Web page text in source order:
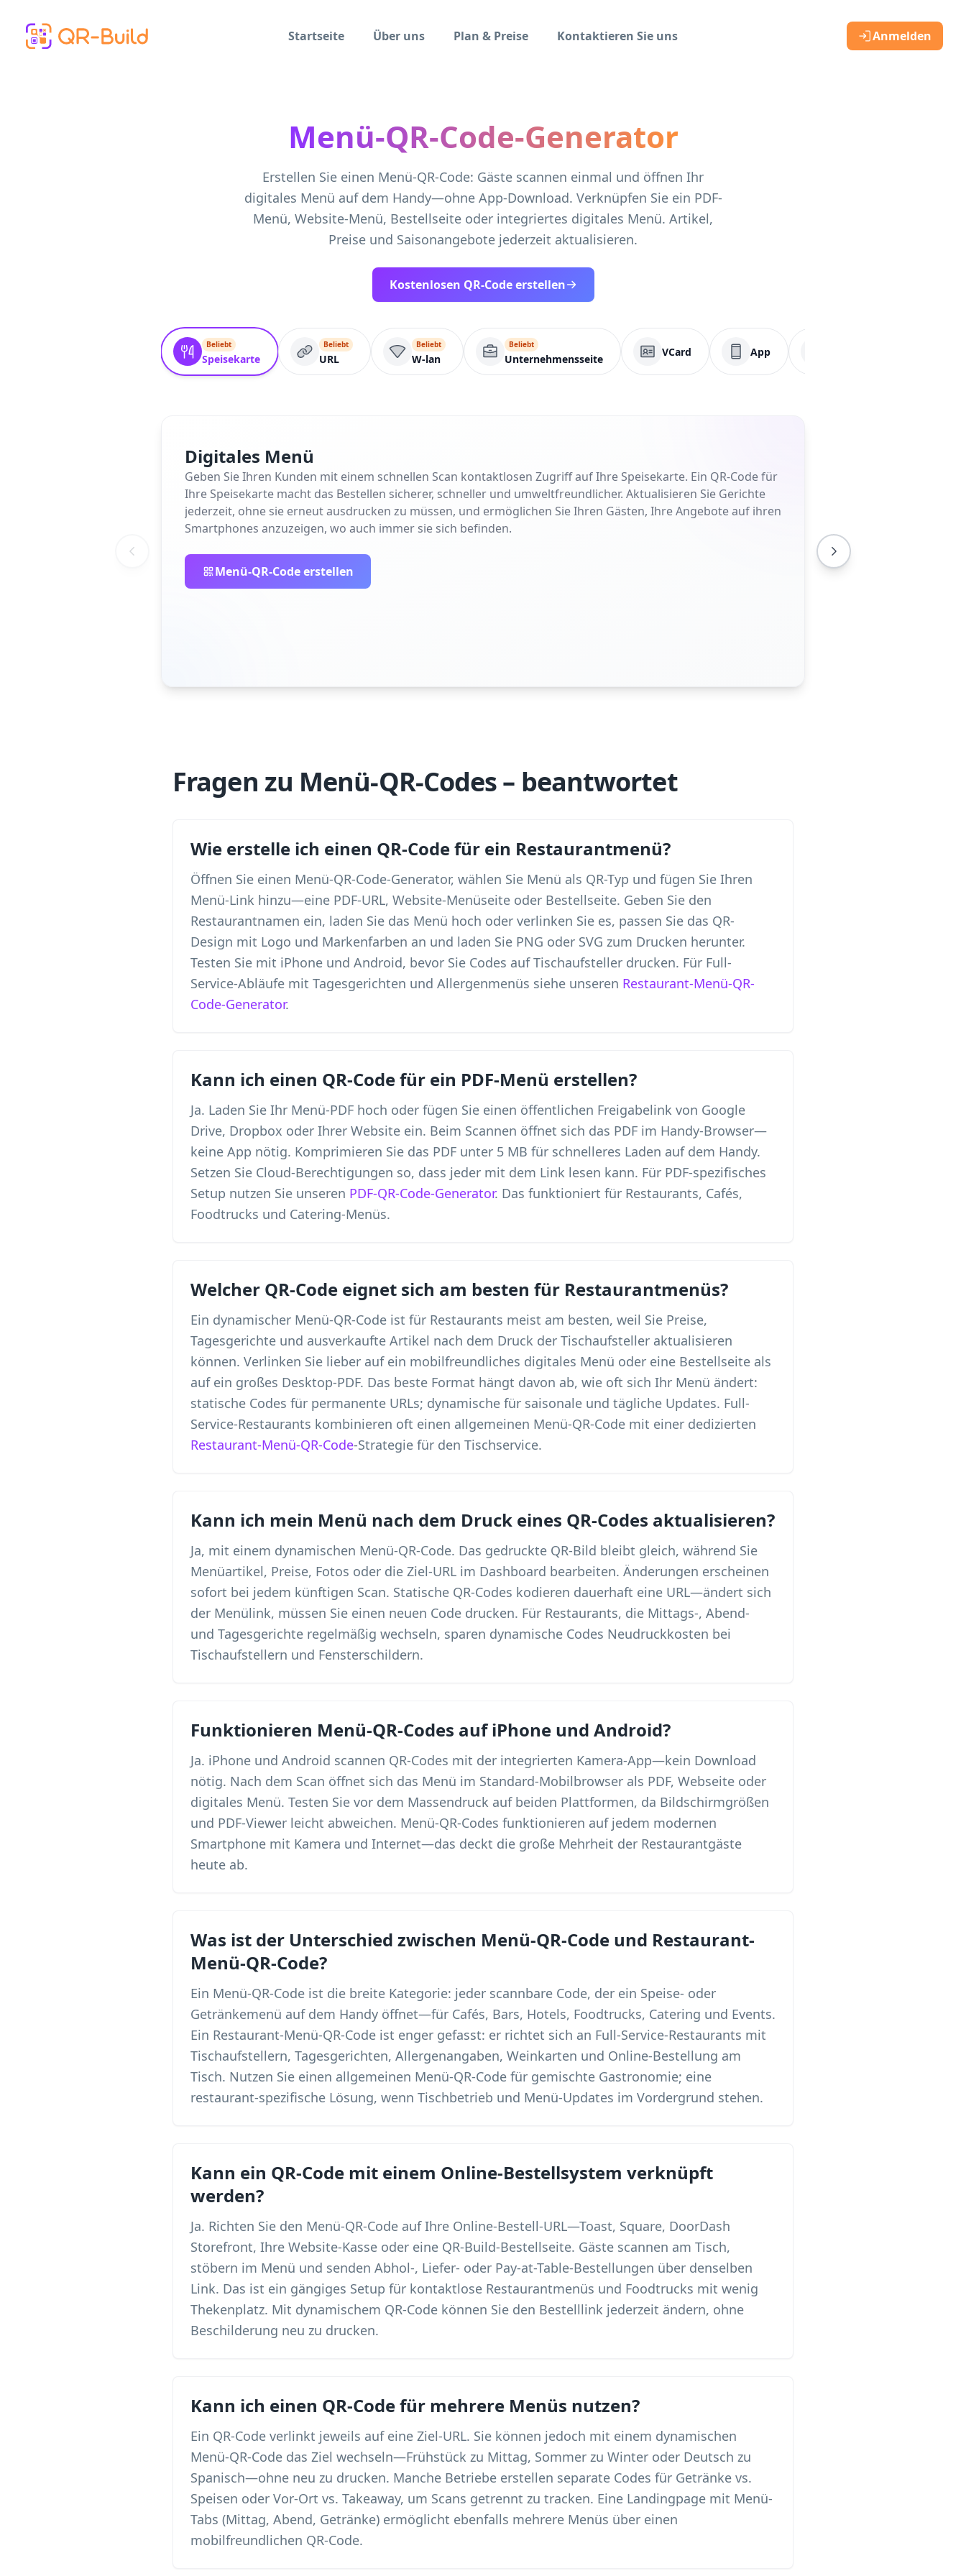
Startseite
Über uns Plan & Preise Kontaktieren Sie uns Anmelden
Menü-QR-Code-Generator
Erstellen Sie einen Menü-QR-Code: Gäste scannen einmal und öffnen Ihr
digitales Menü auf dem Handy—ohne App-Download. Verknüpfen Sie ein PDF-
Menü, Website-Menü, Bestellseite oder integriertes digitales Menü. Artikel,
Preise und Saisonangebote jederzeit aktualisieren.
Kostenlosen QR-Code erstellen
Beliebt
Speisekarte
Beliebt
URL
Beliebt
W-lan
Beliebt
Unternehmensseite
VCard App
Digitales Menü
Geben Sie Ihren Kunden mit einem schnellen Scan kontaktlosen Zugriff auf Ihre Speisekarte. Ein QR-Code für
Ihre Speisekarte macht das Bestellen sicherer, schneller und umweltfreundlicher. Aktualisieren Sie Gerichte
jederzeit, ohne sie erneut ausdrucken zu müssen, und ermöglichen Sie Ihren Gästen, Ihre Angebote auf ihren
Smartphones anzuzeigen, wo auch immer sie sich befinden.
Menü-QR-Code erstellen
Fragen zu Menü-QR-Codes – beantwortet
Wie erstelle ich einen QR-Code für ein Restaurantmenü?
Öffnen Sie einen Menü-QR-Code-Generator, wählen Sie Menü als QR-Typ und fügen Sie Ihren
Menü-Link hinzu—eine PDF-URL, Website-Menüseite oder Bestellseite. Geben Sie den
Restaurantnamen ein, laden Sie das Menü hoch oder verlinken Sie es, passen Sie das QR-
Design mit Logo und Markenfarben an und laden Sie PNG oder SVG zum Drucken herunter.
Testen Sie mit iPhone und Android, bevor Sie Codes auf Tischaufsteller drucken. Für Full-
Service-Abläufe mit Tagesgerichten und Allergenmenüs siehe unseren Restaurant-Menü-QR-
Code-Generator.
Kann ich einen QR-Code für ein PDF-Menü erstellen?
Ja. Laden Sie Ihr Menü-PDF hoch oder fügen Sie einen öffentlichen Freigabelink von Google
Drive, Dropbox oder Ihrer Website ein. Beim Scannen öffnet sich das PDF im Handy-Browser—
keine App nötig. Komprimieren Sie das PDF unter 5 MB für schnelleres Laden auf dem Handy.
Setzen Sie Cloud-Berechtigungen so, dass jeder mit dem Link lesen kann. Für PDF-spezifisches
Setup nutzen Sie unseren PDF-QR-Code-Generator. Das funktioniert für Restaurants, Cafés,
Foodtrucks und Catering-Menüs.
Welcher QR-Code eignet sich am besten für Restaurantmenüs?
Ein dynamischer Menü-QR-Code ist für Restaurants meist am besten, weil Sie Preise,
Tagesgerichte und ausverkaufte Artikel nach dem Druck der Tischaufsteller aktualisieren
können. Verlinken Sie lieber auf ein mobilfreundliches digitales Menü oder eine Bestellseite als
auf ein großes Desktop-PDF. Das beste Format hängt davon ab, wie oft sich Ihr Menü ändert:
statische Codes für permanente URLs; dynamische für saisonale und tägliche Updates. Full-
Service-Restaurants kombinieren oft einen allgemeinen Menü-QR-Code mit einer dedizierten
Restaurant-Menü-QR-Code-Strategie für den Tischservice.
Kann ich mein Menü nach dem Druck eines QR-Codes aktualisieren?
Ja, mit einem dynamischen Menü-QR-Code. Das gedruckte QR-Bild bleibt gleich, während Sie
Menüartikel, Preise, Fotos oder die Ziel-URL im Dashboard bearbeiten. Änderungen erscheinen
sofort bei jedem künftigen Scan. Statische QR-Codes kodieren dauerhaft eine URL—ändert sich
der Menülink, müssen Sie einen neuen Code drucken. Für Restaurants, die Mittags-, Abend-
und Tagesgerichte regelmäßig wechseln, sparen dynamische Codes Neudruckkosten bei
Tischaufstellern und Fensterschildern.
Funktionieren Menü-QR-Codes auf iPhone und Android?
Ja. iPhone und Android scannen QR-Codes mit der integrierten Kamera-App—kein Download
nötig. Nach dem Scan öffnet sich das Menü im Standard-Mobilbrowser als PDF, Webseite oder
digitales Menü. Testen Sie vor dem Massendruck auf beiden Plattformen, da Bildschirmgrößen
und PDF-Viewer leicht abweichen. Menü-QR-Codes funktionieren auf jedem modernen
Smartphone mit Kamera und Internet—das deckt die große Mehrheit der Restaurantgäste
heute ab.
Was ist der Unterschied zwischen Menü-QR-Code und Restaurant-
Menü-QR-Code?
Ein Menü-QR-Code ist die breite Kategorie: jeder scannbare Code, der ein Speise- oder
Getränkemenü auf dem Handy öffnet—für Cafés, Bars, Hotels, Foodtrucks, Catering und Events.
Ein Restaurant-Menü-QR-Code ist enger gefasst: er richtet sich an Full-Service-Restaurants mit
Tischaufstellern, Tagesgerichten, Allergenangaben, Weinkarten und Online-Bestellung am
Tisch. Nutzen Sie einen allgemeinen Menü-QR-Code für gemischte Gastronomie; eine
restaurant-spezifische Lösung, wenn Tischbetrieb und Menü-Updates im Vordergrund stehen.
Kann ein QR-Code mit einem Online-Bestellsystem verknüpft
werden?
Ja. Richten Sie den Menü-QR-Code auf Ihre Online-Bestell-URL—Toast, Square, DoorDash
Storefront, Ihre Website-Kasse oder eine QR-Build-Bestellseite. Gäste scannen am Tisch,
stöbern im Menü und senden Abhol-, Liefer- oder Pay-at-Table-Bestellungen über denselben
Link. Das ist ein gängiges Setup für kontaktlose Restaurantmenüs und Foodtrucks mit wenig
Thekenplatz. Mit dynamischem QR-Code können Sie den Bestelllink jederzeit ändern, ohne
Beschilderung neu zu drucken.
Kann ich einen QR-Code für mehrere Menüs nutzen?
Ein QR-Code verlinkt jeweils auf eine Ziel-URL. Sie können jedoch mit einem dynamischen
Menü-QR-Code das Ziel wechseln—Frühstück zu Mittag, Sommer zu Winter oder Deutsch zu
Spanisch—ohne neu zu drucken. Manche Betriebe erstellen separate Codes für Getränke vs.
Speisen oder Vor-Ort vs. Takeaway, um Scans getrennt zu tracken. Eine Landingpage mit Menü-
Tabs (Mittag, Abend, Getränke) ermöglicht ebenfalls mehrere Menüs über einen
mobilfreundlichen QR-Code.